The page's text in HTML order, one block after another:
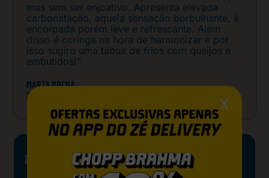
X
mas sem ser enjoativo. Apresenta elevada
carbonatação, aquela sensação borbulhante, é
encorpada porém leve e refrescante. Além
disso é coringa na hora de harmonizar e por
isso sugiro uma tábua de frios com queijos e
embutidos!”
MARTA ROCHA
SOMMELIER DE CERVEJAS
FICHA TÉCNICA